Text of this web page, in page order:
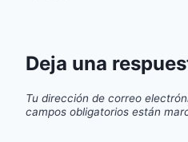
Deja una
Tu dirección de correo
campos obligatorios están